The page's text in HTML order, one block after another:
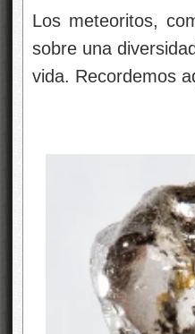
Los meteoritos,
sobre una
vida. Recordemos